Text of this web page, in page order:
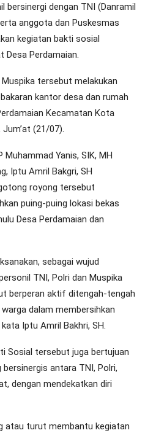
bersinergi dengan TNI (Danramil
anggota dan Puskesmas
kegiatan bakti sosial
Desa Perdamaian.
tersebut melakukan
kantor desa dan rumah
Kecamatan Kota
(21/07).
Yanis, SIK, MH
Iptu Amril Bakgri, SH
royong tersebut
puing-puing lokasi bekas
Desa Perdamaian dan
sebagai wujud
TNI, Polri dan Muspika
berperan aktif ditengah-tengah
dalam membersihkan
Iptu Amril Bakhri, SH.
Sosial tersebut juga bertujuan
antara TNI, Polri,
dengan mendekatkan diri
atau turut membantu kegiatan